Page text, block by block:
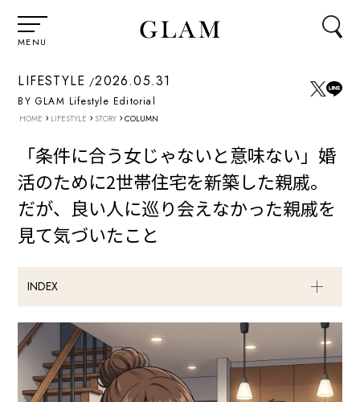
MENU
LIFESTYLE 2026.05.31
BY GLAM Lifestyle Editorial
HOME › LIFESTYLE › STORY › COLUMN
「条件に合う女じゃないと意味ない」婚
活のために2世帯住宅を新築した親戚。
だが、良い人に巡り会えなかった親戚を
見て気づいたこと
INDEX